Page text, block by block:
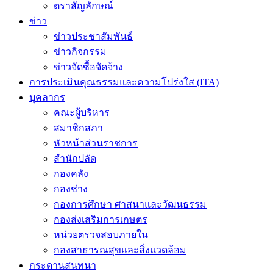
ตราสัญลักษณ์
ข่าว
ข่าวประชาสัมพันธ์
ข่าวกิจกรรม
ข่าวจัดซื้อจัดจ้าง
การประเมินคุณธรรมและความโปร่งใส (ITA)
บุคลากร
คณะผู้บริหาร
สมาชิกสภา
หัวหน้าส่วนราชการ
สำนักปลัด
กองคลัง
กองช่าง
กองการศึกษา ศาสนาและวัฒนธรรม
กองส่งเสริมการเกษตร
หน่วยตรวจสอบภายใน
กองสาธารณสุขและสิ่งแวดล้อม
กระดานสนทนา